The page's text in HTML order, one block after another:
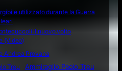
utilizzato durante la Guerra
il nuovo volto
(Video)
Andrea Provana
Treu
Ammiraglio Paolo Treu